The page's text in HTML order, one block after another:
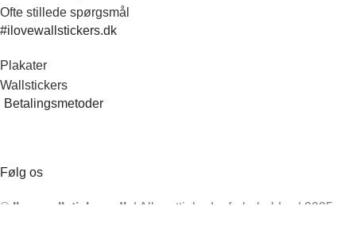
Ofte stillede spørgsmål
#ilovewallstickers.dk
Plakater
Wallstickers
Betalingsmetoder
Følg os
© Ilovewallstickers.dk | Alle rettigheder forbeholdes | 2025